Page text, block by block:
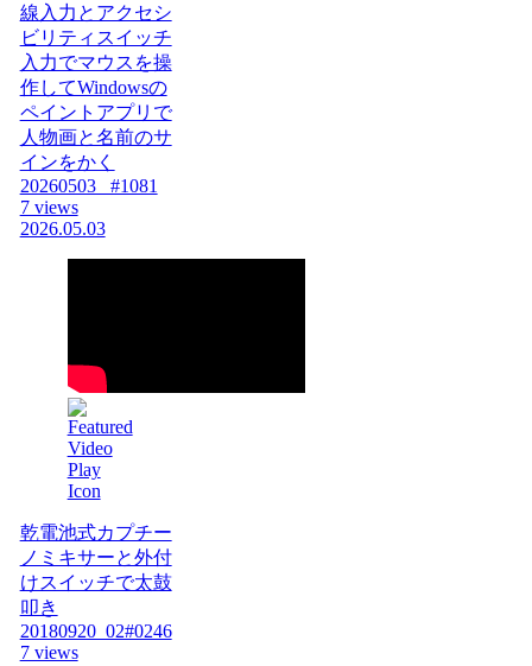
線入力とアクセシ
ビリティスイッチ
入力でマウスを操
作してWindowsの
ペイントアプリで
人物画と名前のサ
インをかく
20260503_ #1081
7 views
2026.05.03
乾電池式カプチー
ノミキサーと外付
けスイッチで太鼓
叩き
20180920_02#0246
7 views